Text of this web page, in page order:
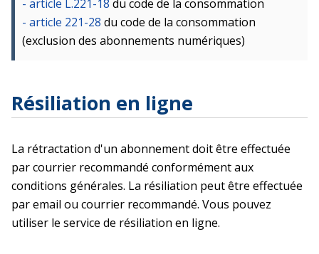
- article L.221-18 du code de la consommation
- article 221-28 du code de la consommation
(exclusion des abonnements numériques)
Résiliation en ligne
La rétractation d'un abonnement doit être effectuée
par courrier recommandé conformément aux
conditions générales. La résiliation peut être effectuée
par email ou courrier recommandé. Vous pouvez
utiliser le service de résiliation en ligne.